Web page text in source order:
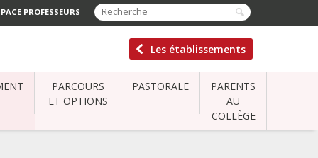
PROFESSEURS
Les établissements
PARCOURS
ET OPTIONS
PASTORALE
PARENTS
AU
COLLÈGE